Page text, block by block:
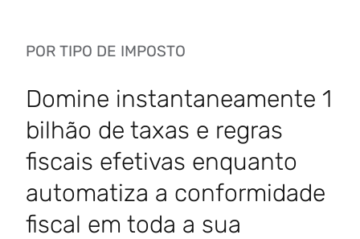
POR TIPO DE IMPOSTO
Domine instantaneamente 1
bilhão de taxas e regras
fiscais efetivas enquanto
automatiza a conformidade
fiscal em toda a sua